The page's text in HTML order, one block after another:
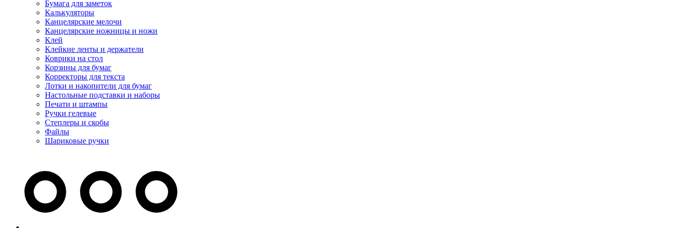
Бумага для заметок
Калькуляторы
Канцелярские мелочи
Канцелярские ножницы и ножи
Клей
Клейкие ленты и держатели
Коврики на стол
Корзины для бумаг
Корректоры для текста
Лотки и накопители для бумаг
Настольные подставки и наборы
Печати и штампы
Ручки гелевые
Степлеры и скобы
Файлы
Шариковые ручки